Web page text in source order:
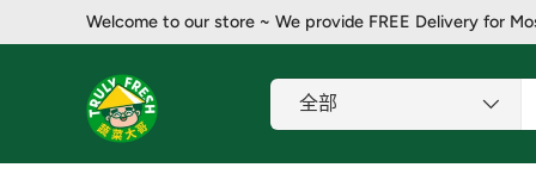
跳至内容
Welcome to our store ~ We provide FREE Delivery for
搜索
产品类别
全部